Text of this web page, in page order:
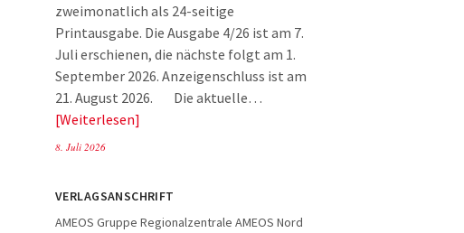
zweimonatlich als 24-seitige
Printausgabe. Die Ausgabe 4/26 ist am 7.
Juli erschienen, die nächste folgt am 1.
September 2026. Anzeigenschluss ist am
21. August 2026. Die aktuelle…
Weiterlesen
8. Juli 2026
VERLAGSANSCHRIFT
AMEOS Gruppe Regionalzentrale AMEOS Nord